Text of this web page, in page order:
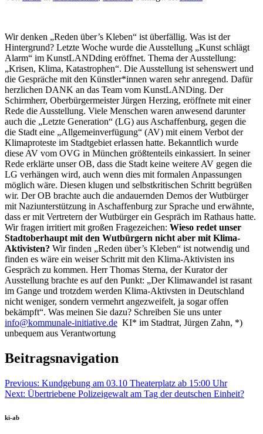
Wir denken „Reden über’s Kleben“ ist überfällig. Was ist der
Hintergrund? Letzte Woche wurde die Ausstellung „Kunst schlägt
Alarm“ im KunstLANDding eröffnet. Thema der Ausstellung:
„Krisen, Klima, Katastrophen“. Die Ausstellung ist sehenswert und
die Gespräche mit den Künstler*innen waren sehr anregend. Dafür
herzlichen DANK an das Team vom KunstLANDing. Der
Schirmherr, Oberbürgermeister Jürgen Herzing, eröffnete mit einer
Rede die Ausstellung. Viele Menschen waren anwesend darunter
auch die „Letzte Generation“ (LG) aus Aschaffenburg, gegen die
die Stadt eine „Allgemeinverfügung“ (AV) mit einem Verbot der
Klimaproteste im Stadtgebiet erlassen hatte. Bekanntlich wurde
diese AV vom OVG in München größtenteils einkassiert. In seiner
Rede erklärte unser OB, dass die Stadt keine weitere AV gegen die
LG verhängen wird, auch wenn dies mit formalen Anpassungen
möglich wäre. Diesen klugen und selbstkritischen Schritt begrüßen
wir. Der OB brachte auch die andauernden Demos der Wutbürger
mit Naziunterstützung in Aschaffenburg zur Sprache und erwähnte,
dass er mit Vertretern der Wutbürger ein Gespräch im Rathaus hatte.
Wir fragen irritiert mit großen Fragezeichen: Wieso redet unser
Stadtoberhaupt mit den Wutbürgern nicht aber mit Klima-
Aktivisten? Wir finden „Reden über’s Kleben“ ist notwendig und
finden es wäre ein weiser Schritt mit den Klima-Aktivisten ins
Gespräch zu kommen. Herr Thomas Sterna, der Kurator der
Ausstellung brachte es auf den Punkt: „Der Klimawandel ist rasant
im Gange und trotzdem werden Klima-Aktivsten in Deutschland
nicht weniger, sondern vermehrt angezweifelt, ja sogar offen
bekämpft“. Was meinen Sie dazu? Schreiben Sie uns unter
info@kommunale-initiative.de KI* im Stadtrat, Jürgen Zahn, *)
unbequem aus Verantwortung
Beitragsnavigation
Previous: Kundgebung am 03.10 Theaterplatz ab 15:00 Uhr
Next: Übertriebene Polizeigewalt am Tag der deutschen Einheit?
ki-ab